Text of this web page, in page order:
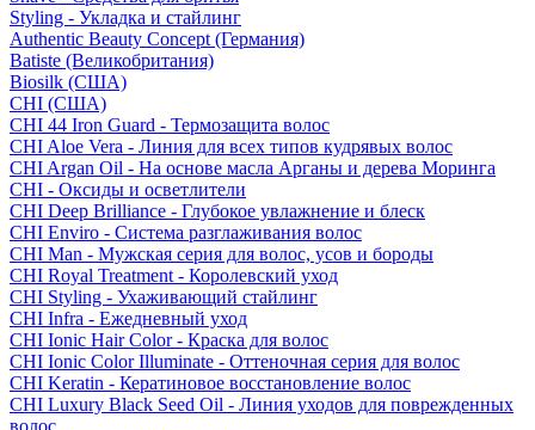
Styling - Укладка и стайлинг
Authentic Beauty Concept (Германия)
Batiste (Великобритания)
Biosilk (США)
CHI (США)
CHI 44 Iron Guard - Термозащита волос
CHI Aloe Vera - Линия для всех типов кудрявых волос
CHI Argan Oil - На основе масла Арганы и дерева Моринга
CHI - Оксиды и осветлители
CHI Deep Brilliance - Глубокое увлажнение и блеск
CHI Enviro - Система разглаживания волос
CHI Man - Мужская серия для волос, усов и бороды
CHI Royal Treatment - Королевский уход
CHI Styling - Ухаживающий стайлинг
CHI Infra - Ежедневный уход
CHI Ionic Hair Color - Краска для волос
CHI Ionic Color Illuminate - Оттеночная серия для волос
CHI Keratin - Кератиновое восстановление волос
CHI Luxury Black Seed Oil - Линия уходов для поврежденных
волос